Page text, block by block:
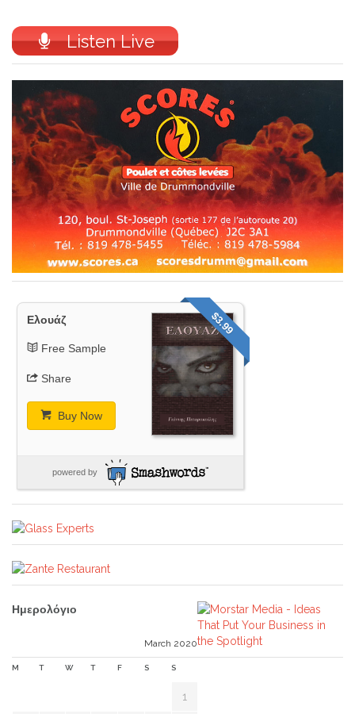
Listen Live
$3.99
Ελουάζ
Free Sample
Share
Buy Now
powered by
Ημερολόγιο
March 2020
M T W T F S S
1